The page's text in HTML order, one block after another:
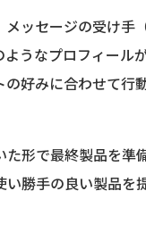
ッセージの受け手
うなプロフィール
好みに合わせて行
形で最終製品を準
勝手の良い製品を